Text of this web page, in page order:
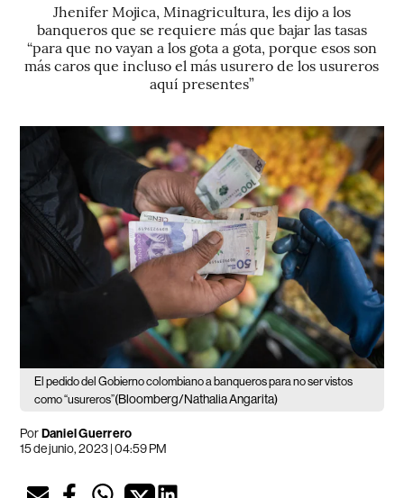
Jhenifer Mojica, Minagricultura, les dijo a los
banqueros que se requiere más que bajar las tasas
“para que no vayan a los gota a gota, porque esos son
más caros que incluso el más usurero de los usureros
aquí presentes”
El pedido del Gobierno colombiano a banqueros para no ser vistos
como “usureros”(Bloomberg/Nathalia Angarita)
PorDaniel Guerrero
15 de junio, 2023 | 04:59 PM